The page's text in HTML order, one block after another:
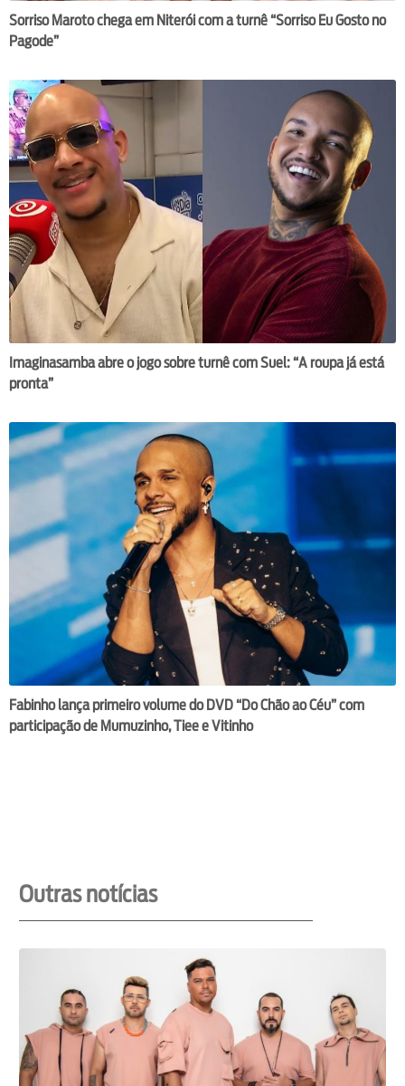
Sorriso Maroto chega em Niterói com a turnê “Sorriso Eu Gosto no
Pagode”
Imaginasamba abre o jogo sobre turnê com Suel: “A roupa já está
pronta”
Fabinho lança primeiro volume do DVD “Do Chão ao Céu” com
participação de Mumuzinho, Tiee e Vitinho
Outras notícias